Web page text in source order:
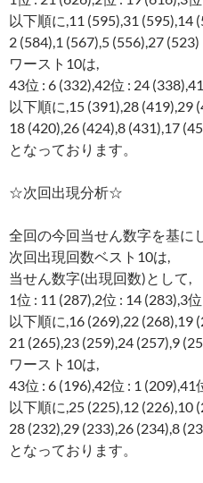
以下順に,11 (595),31 (595),14
2 (584),1 (567),5 (556),27 (523)
ワースト10は,
43位 : 6 (332),42位 : 24
以下順に,15 (391),28 (419),29
18 (420),26 (424),8 (431),17
となっております。
☆次回出現分析☆
全回の今回当せん数字を基に
次回出現回数ベスト10は,
当せん数字(出現回数)として,
1位 : 11 (287),2位 : 14 (283),3
以下順に,16 (269),22 (268),19
21 (265),23 (259),24 (257),9
ワースト10は,
43位 : 6 (196),42位 : 1 (209),41
以下順に,25 (225),12 (226),10
28 (232),29 (233),26 (234),8
となっております。